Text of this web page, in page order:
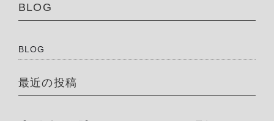
BLOG
BLOG
最近の投稿